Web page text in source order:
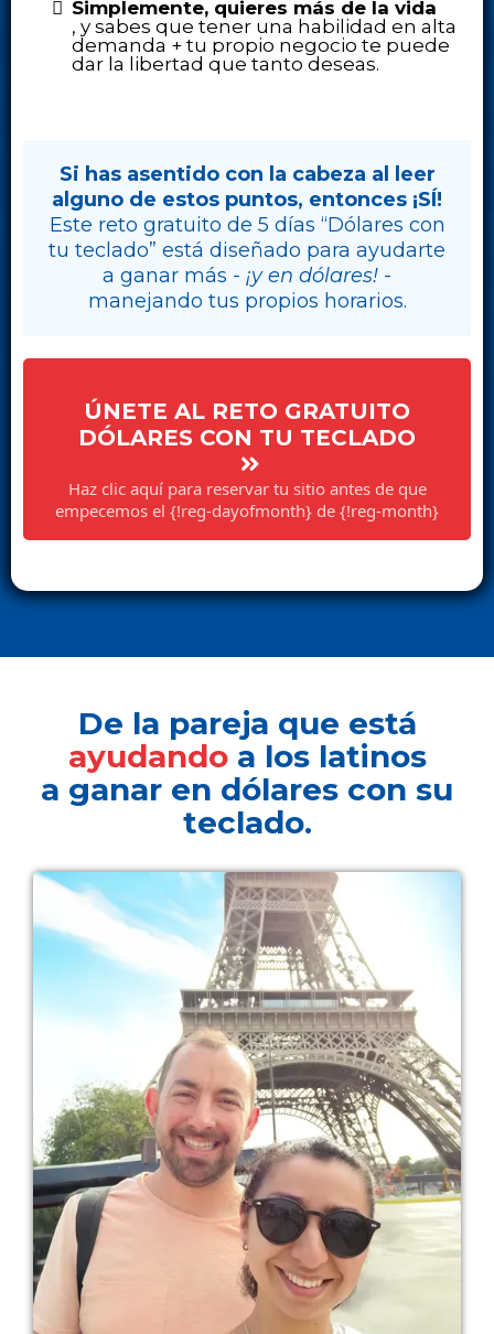
Simplemente, quieres más de la vida
, y sabes que tener una habilidad en alta
demanda + tu propio negocio te puede
dar la libertad que tanto deseas.
Si has asentido con la cabeza al leer
alguno de estos puntos, entonces ¡SÍ!
Este reto gratuito de 5 días “Dólares con
tu teclado” está diseñado para ayudarte
a ganar más - ¡y en dólares! -
manejando tus propios horarios.
ÚNETE AL RETO GRATUITO
DÓLARES CON TU TECLADO
Haz clic aquí para reservar tu sitio antes de que
empecemos el {!reg-dayofmonth} de {!reg-month}
De la pareja que está
ayudandoa los latinos
a ganar en dólares con su
teclado.